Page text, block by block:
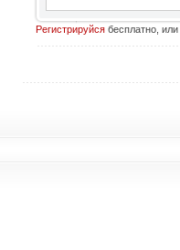
Регистрируйсябесплатно, или